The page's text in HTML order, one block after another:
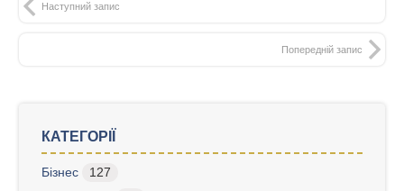
Наступний запис
Попередній запис
КАТЕГОРІЇ
Бізнес
127